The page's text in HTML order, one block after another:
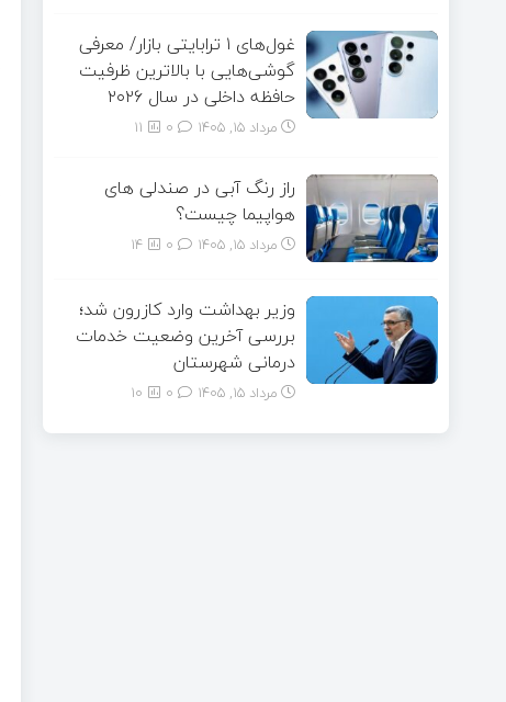
غول‌های ۱ ترابایتی بازار/ معرفی
گوشی‌هایی با بالاترین ظرفیت
حافظه داخلی در سال ۲۰۲۶
مرداد ۱۵, ۱۴۰۵ 11
راز رنگ آبی در صندلی های
هواپیما چیست؟
مرداد ۱۵, ۱۴۰۵ 14
وزیر بهداشت وارد کازرون شد؛
بررسی آخرین وضعیت خدمات
درمانی شهرستان
مرداد ۱۵, ۱۴۰۵ 10